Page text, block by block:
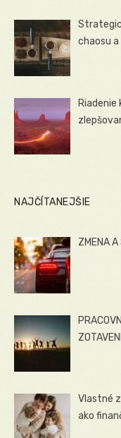
chaosu
Riadenie
NAJČÍTANEJŠIE
ZMENA A
Vlastné
ako